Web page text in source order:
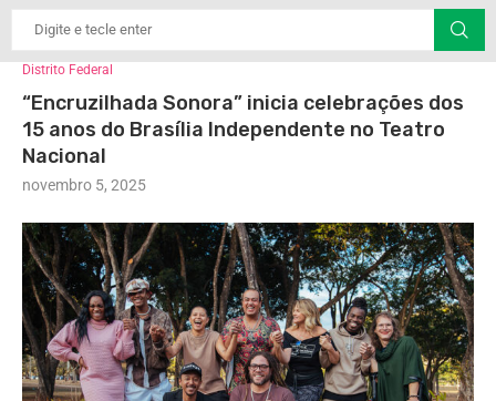
Distrito Federal
“Encruzilhada Sonora” inicia celebrações dos
15 anos do Brasília Independente no Teatro
Nacional
novembro 5, 2025